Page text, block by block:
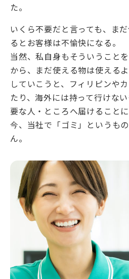
た。
いくら不要だと言っても、ま
るとお客様は不愉快になる。
当然、私自身もそういうこと
から、まだ使える物は使える
していこうと、フィリピンや
たり、海外には持って行けな
要な人・ところへ届けること
今、当社で「ゴミ」というも
ん。